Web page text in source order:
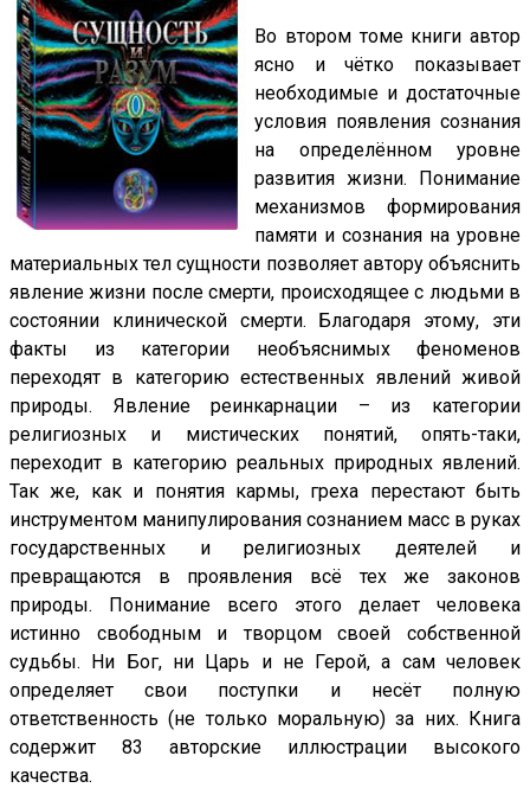
Во втором томе книги автор
ясно и чётко показывает
необходимые и достаточные
условия появления сознания
на определённом уровне
развития жизни. Понимание
механизмов формирования
памяти и сознания на уровне
материальных тел сущности позволяет автору объяснить
явление жизни после смерти, происходящее с людьми в
состоянии клинической смерти. Благодаря этому, эти
факты из категории необъяснимых феноменов
переходят в категорию естественных явлений живой
природы. Явление реинкарнации – из категории
религиозных и мистических понятий, опять-таки,
переходит в категорию реальных природных явлений.
Так же, как и понятия кармы, греха перестают быть
инструментом манипулирования сознанием масс в руках
государственных и религиозных деятелей и
превращаются в проявления всё тех же законов
природы. Понимание всего этого делает человека
истинно свободным и творцом своей собственной
судьбы. Ни Бог, ни Царь и не Герой, а сам человек
определяет свои поступки и несёт полную
ответственность (не только моральную) за них. Книга
содержит 83 авторские иллюстрации высокого
качества.